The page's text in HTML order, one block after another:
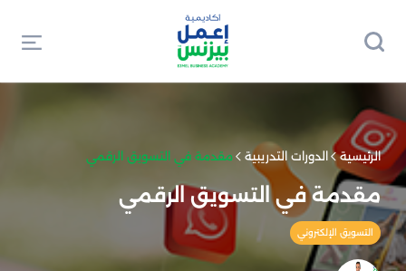
الرئيسية الدورات التدريبية مقدمة في التسويق الرقمي
مقدمة في التسويق الرقمي
التسويق الإلكتروني